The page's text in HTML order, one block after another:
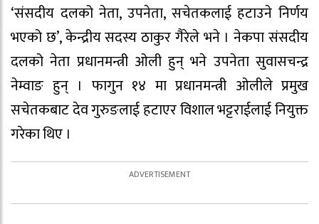
‘संसदीय दलको नेता, उपनेता, सचेतकलाई हटाउने निर्णय
भएको छ’, केन्द्रीय सदस्य ठाकुर गैरेले भने । नेकपा संसदीय
दलको नेता प्रधानमन्त्री ओली हुन् भने उपनेता सुवासचन्द्र
नेम्वाङ हुन् । फागुन १४ मा प्रधानमन्त्री ओलीले प्रमुख
सचेतकबाट देव गुरुङलाई हटाएर विशाल भट्टराईलाई नियुक्त
गरेका थिए ।